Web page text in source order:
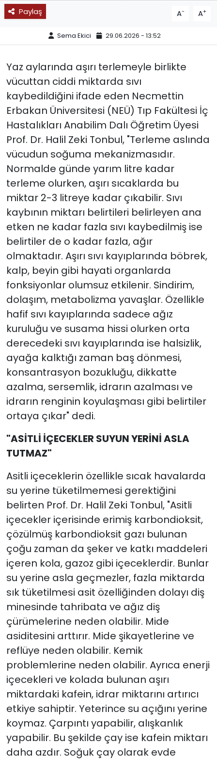
Paylaş A- A+
Sema Ekici 29.06.2026 - 13:52
Yaz aylarında aşırı terlemeyle birlikte
vücuttan ciddi miktarda sıvı
kaybedildiğini ifade eden Necmettin
Erbakan Üniversitesi (NEÜ) Tıp Fakültesi İç
Hastalıkları Anabilim Dalı Öğretim Üyesi
Prof. Dr. Halil Zeki Tonbul, "Terleme aslında
vücudun soğuma mekanizmasıdır.
Normalde günde yarım litre kadar
terleme olurken, aşırı sıcaklarda bu
miktar 2-3 litreye kadar çıkabilir. Sıvı
kaybının miktarı belirtileri belirleyen ana
etken ne kadar fazla sıvı kaybedilmiş ise
belirtiler de o kadar fazla, ağır
olmaktadır. Aşırı sıvı kayıplarında böbrek,
kalp, beyin gibi hayati organlarda
fonksiyonlar olumsuz etkilenir. Sindirim,
dolaşım, metabolizma yavaşlar. Özellikle
hafif sıvı kayıplarında sadece ağız
kuruluğu ve susama hissi olurken orta
derecedeki sıvı kayıplarında ise halsizlik,
ayağa kalktığı zaman baş dönmesi,
konsantrasyon bozukluğu, dikkatte
azalma, sersemlik, idrarın azalması ve
idrarın renginin koyulaşması gibi belirtiler
ortaya çıkar" dedi.
"ASİTLİ İÇECEKLER SUYUN YERİNİ ASLA
TUTMAZ"
Asitli içeceklerin özellikle sıcak havalarda
su yerine tüketilmemesi gerektiğini
belirten Prof. Dr. Halil Zeki Tonbul, "Asitli
içecekler içerisinde erimiş karbondioksit,
çözülmüş karbondioksit gazı bulunan
çoğu zaman da şeker ve katkı maddeleri
içeren kola, gazoz gibi içeceklerdir. Bunlar
su yerine asla geçmezler, fazla miktarda
sık tüketilmesi asit özelliğinden dolayı diş
minesinde tahribata ve ağız diş
çürümelerine neden olabilir. Mide
asiditesini arttırır. Mide şikayetlerine ve
reflüye neden olabilir. Kemik
problemlerine neden olabilir. Ayrıca enerji
içecekleri ve kolada bulunan aşırı
miktardaki kafein, idrar miktarını artırıcı
etkiye sahiptir. Yeterince su açığını yerine
koymaz. Çarpıntı yapabilir, alışkanlık
yapabilir. Bu şekilde çay ise kafein miktarı
daha azdır. Soğuk çay olarak evde